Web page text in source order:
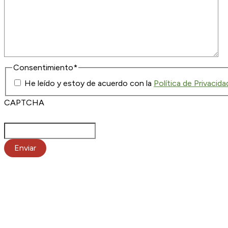
Consentimiento*
He leído y estoy de acuerdo con la Política de
CAPTCHA